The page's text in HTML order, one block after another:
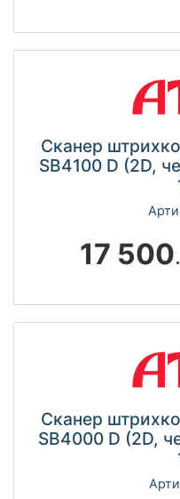
Сканер
SB4100 D (2D,
17 500
Сканер
SB4000 D (2D,